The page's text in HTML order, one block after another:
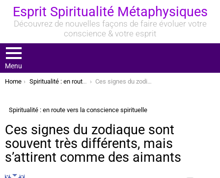
Esprit Spiritualité Métaphysiques
Découvrez de nouvelles façons de faire évoluer votre
conscience & votre esprit
Menu
You are here:
Home Spiritualité : en route vers la conscience spirituelle Ces signes du zodiaque sont souvent très différents, mais s’attirent comme des aimants
Spiritualité : en route vers la conscience spirituelle
Ces signes du zodiaque sont
souvent très différents, mais
s’attirent comme des aimants